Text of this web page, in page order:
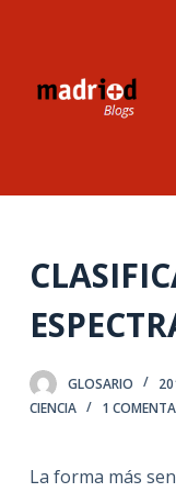
a
o
n
o
GLOSARIO
CIENCIA
1
La forma más